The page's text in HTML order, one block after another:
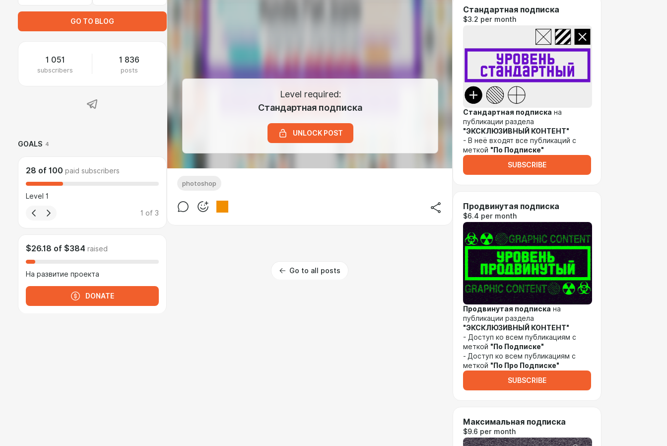
GO TO BLOG
1 051
subscribers
1 836
posts
GOALS 4
28 of 100 paid subscribers
Level 1
1 of 3
$26.18 of $384 raised
На развитие проекта
DONATE
Level required:
Стандартная подписка
UNLOCK POST
photoshop
Go to all posts
Стандартная подписка
$3.2 per month
Стандартная подписка на
публикации раздела
"ЭКСКЛЮЗИВНЫЙ КОНТЕНТ"
- В неё входят все публикаций с
меткой "По Подписке"
SUBSCRIBE
Продвинутая подписка
$6.4 per month
Продвинутая подписка на
публикации раздела
"ЭКСКЛЮЗИВНЫЙ КОНТЕНТ"
- Доступ ко всем публикациям с
меткой "По Подписке"
- Доступ ко всем публикациям с
меткой "По Про Подписке"
SUBSCRIBE
Максимальная подписка
$9.6 per month